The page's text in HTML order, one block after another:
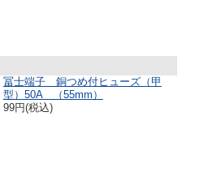
冨士端子 銅つめ付ヒューズ（甲
型）50A （55mm）
99円(税込)